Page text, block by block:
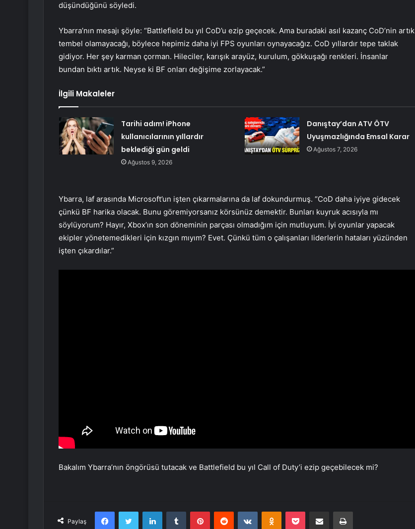
düşündüğünü söyledi.
Ybarra’nın mesajı şöyle: “Battlefield bu yıl CoD’u ezip geçecek. Ama buradaki asıl kazanç CoD’nin artık
tembel olamayacağı, böylece hepimiz daha iyi FPS oyunları oynayacağız. CoD yıllardır tepe taklak
gidiyor. Her şey karman çorman. Hileciler, karışık arayüz, kurulum, gökkuşağı renkleri. İnsanlar
bundan bıktı artık. Neyse ki BF onları değişime zorlayacak.”
İlgili Makaleler
Tarihi adım! iPhone
kullanıcılarının yıllardır
beklediği gün geldi
Ağustos 9, 2026
Danıştay’dan ATV ÖTV
Uyuşmazlığında Emsal Karar
Ağustos 7, 2026
Ybarra, laf arasında Microsoft’un işten çıkarmalarına da laf dokundurmuş. “CoD daha iyiye gidecek
çünkü BF harika olacak. Bunu göremiyorsanız körsünüz demektir. Bunları kuyruk acısıyla mı
söylüyorum? Hayır, Xbox’ın son döneminin parçası olmadığım için mutluyum. İyi oyunlar yapacak
ekipler yönetemedikleri için kızgın mıyım? Evet. Çünkü tüm o çalışanları liderlerin hataları yüzünden
işten çıkardılar.”
Bakalım Ybarra’nın öngörüsü tutacak ve Battlefield bu yıl Call of Duty’i ezip geçebilecek mi?
Paylaş
FacebookTwitter LinkedInTumblr PinterestReddit VKontakteOdnoklassniki
Pocket E-Posta ile paylaş Yazdır